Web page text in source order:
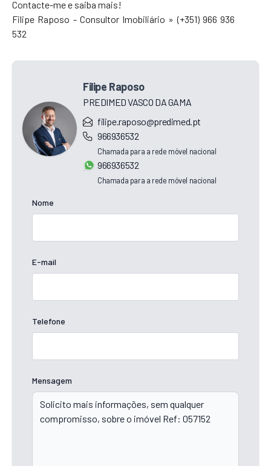
Contacte-me e saiba mais!
Filipe Raposo - Consultor Imobiliário » (+351) 966 936
532
Filipe Raposo
PREDIMED VASCO DA GAMA
filipe.raposo@predimed.pt
966936532
Chamada para a rede móvel nacional
966936532
Chamada para a rede móvel nacional
Nome
E-mail
Telefone
Mensagem